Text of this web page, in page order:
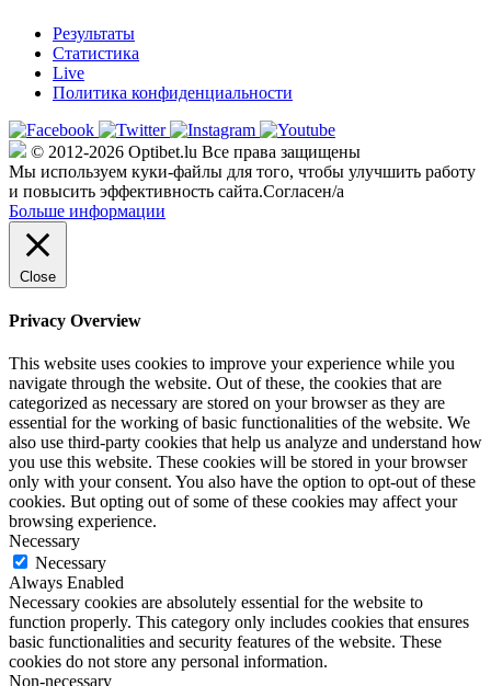
Результаты
Статистика
Live
Политика конфиденциальности
© 2012-2026 Optibet.lu Все права защищены
Мы используем куки-файлы для того, чтобы улучшить работу
и повысить эффективность сайта.Согласен/а
Больше информации
Close
Privacy Overview
This website uses cookies to improve your experience while you
navigate through the website. Out of these, the cookies that are
categorized as necessary are stored on your browser as they are
essential for the working of basic functionalities of the website. We
also use third-party cookies that help us analyze and understand how
you use this website. These cookies will be stored in your browser
only with your consent. You also have the option to opt-out of these
cookies. But opting out of some of these cookies may affect your
browsing experience.
Necessary
Necessary
Always Enabled
Necessary cookies are absolutely essential for the website to
function properly. This category only includes cookies that ensures
basic functionalities and security features of the website. These
cookies do not store any personal information.
Non-necessary